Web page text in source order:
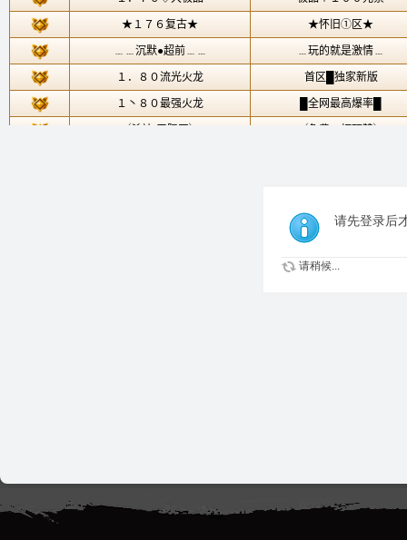
请先登录后
请稍候...